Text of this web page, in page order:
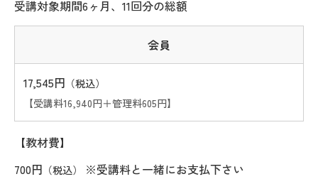
受講対象期間6ヶ月、11回分の総額
会員
17,545円 （税込）
【受講料16,940円＋管理料605円】
【教材費】
700円 （税込） ※受講料と一緒にお支払下さい